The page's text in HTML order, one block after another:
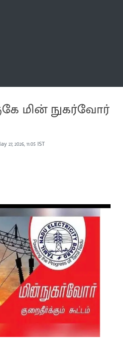
மின் நுகர்வோர்
27, 2026, 11:05 IST